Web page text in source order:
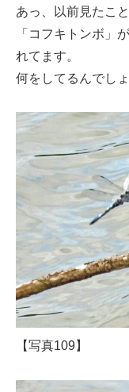
あっ、以前見たこ
「コフキトンボ」
れてます。
何をしてるんでしょ
【写真109】